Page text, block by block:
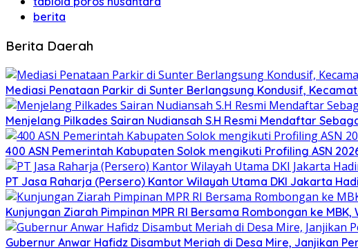
berita
Berita Daerah
Mediasi Penataan Parkir di Sunter Berlangsung Kondusif,
Menjelang Pilkades Sairan Nudiansah S.H Resmi Mendaftar
400 ASN Pemerintah Kabupaten Solok mengikuti Profiling ASN
PT Jasa Raharja (Persero) Kantor Wilayah Utama DKI Jakarta
Kunjungan Ziarah Pimpinan MPR RI Bersama Rombongan ke
Gubernur Anwar Hafidz Disambut Meriah di Desa Mire, Janjikan